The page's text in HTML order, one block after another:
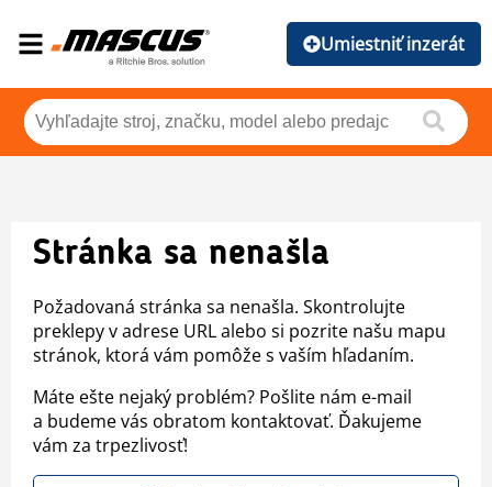
Umiestniť inzerát
Stránka sa nenašla
Požadovaná stránka sa nenašla. Skontrolujte
preklepy v adrese URL alebo si pozrite našu mapu
stránok, ktorá vám pomôže s vaším hľadaním.
Máte ešte nejaký problém? Pošlite nám e-mail
a budeme vás obratom kontaktovať. Ďakujeme
vám za trpezlivosť!